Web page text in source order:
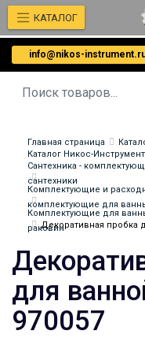
info@nikos-
КАТАЛОГ
Главная страница
Каталог Никос-
Сантехника -
сантехники
Комплектующие и
комплектующие для
Комплектующие для
раковин
Декоративная пробка
для
970057